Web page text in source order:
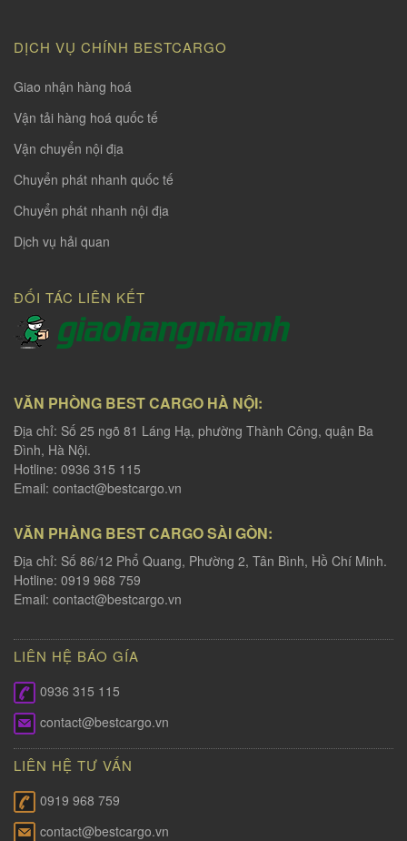
DỊCH VỤ CHÍNH BESTCARGO
Giao nhận hàng hoá
Vận tải hàng hoá quốc tế
Vận chuyển nội địa
Chuyển phát nhanh quốc tế
Chuyển phát nhanh nội địa
Dịch vụ hải quan
ĐỐI TÁC LIÊN KẾT
VĂN PHÒNG BEST CARGO HÀ NỘI:
Địa chỉ: Số 25 ngõ 81 Láng Hạ, phường Thành Công, quận Ba
Đình, Hà Nội.
Hotline: 0936 315 115
Email: contact@bestcargo.vn
VĂN PHÀNG BEST CARGO SÀI GÒN:
Địa chỉ: Số 86/12 Phổ Quang, Phường 2, Tân Bình, Hồ Chí Minh.
Hotline: 0919 968 759
Email: contact@bestcargo.vn
LIÊN HỆ BÁO GÍA
0936 315 115
contact@bestcargo.vn
LIÊN HỆ TƯ VẤN
0919 968 759
contact@bestcargo.vn